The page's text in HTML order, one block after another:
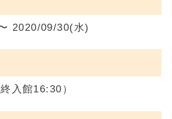
2020/09/30(水)
入館16:30）